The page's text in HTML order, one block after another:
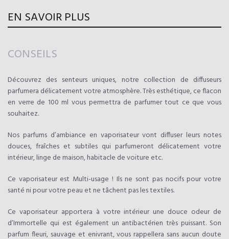
EN SAVOIR PLUS
CONSEILS
Découvrez des senteurs uniques, notre collection de diffuseurs
parfumera délicatement votre atmosphère. Très esthétique, ce flacon
en verre de 100 ml vous permettra de parfumer tout ce que vous
souhaitez.
Nos parfums d’ambiance en vaporisateur vont diffuser leurs notes
douces, fraîches et subtiles qui parfumeront délicatement votre
intérieur, linge de maison, habitacle de voiture etc.
Ce vaporisateur est Multi-usage ! Ils ne sont pas nocifs pour votre
santé ni pour votre peau et ne tâchent pas les textiles.
Ce vaporisateur apportera à votre intérieur une douce odeur de
d’Immortelle qui est également un antibactérien très puissant. Son
parfum fleuri, sauvage et enivrant, vous rappellera sans aucun doute